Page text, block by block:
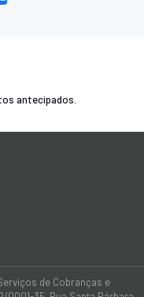
antecipados.
de Cobranças e